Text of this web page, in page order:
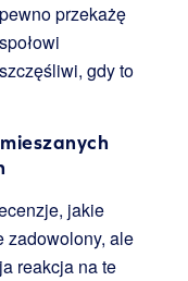
przekażę
gdy to
jakie
zadowolony, ale
reakcja na te